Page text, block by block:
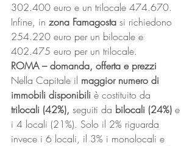
302.400 euro e un trilocale 474.670.
Infine, in zona Famagosta si richiedono
254.220 euro per un bilocale e
402.475 euro per un trilocale.
ROMA – domanda, offerta e prezzi
Nella Capitale il maggior numero di
immobili disponibili è costituito da
trilocali (42%), seguiti da bilocali (24%) e
i 4 locali (21%). Solo il 2% riguarda
invece i 6 locali, il 3% i monolocali e